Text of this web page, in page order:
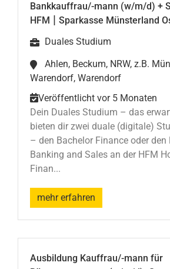
Bankkauffrau/-mann (w/m/d) +
HFM | Sparkasse Münsterland
Duales Studium
Ahlen, Beckum, NRW, z.B.
Warendorf, Warendorf
Veröffentlicht vor 5 Monaten
Dein Duales Studium – das
bieten dir zwei duale (digitale)
– den Bachelor Finance oder den
Banking and Sales an der HFM
Finan...
mehr erfahren
Ausbildung Kauffrau/-mann für